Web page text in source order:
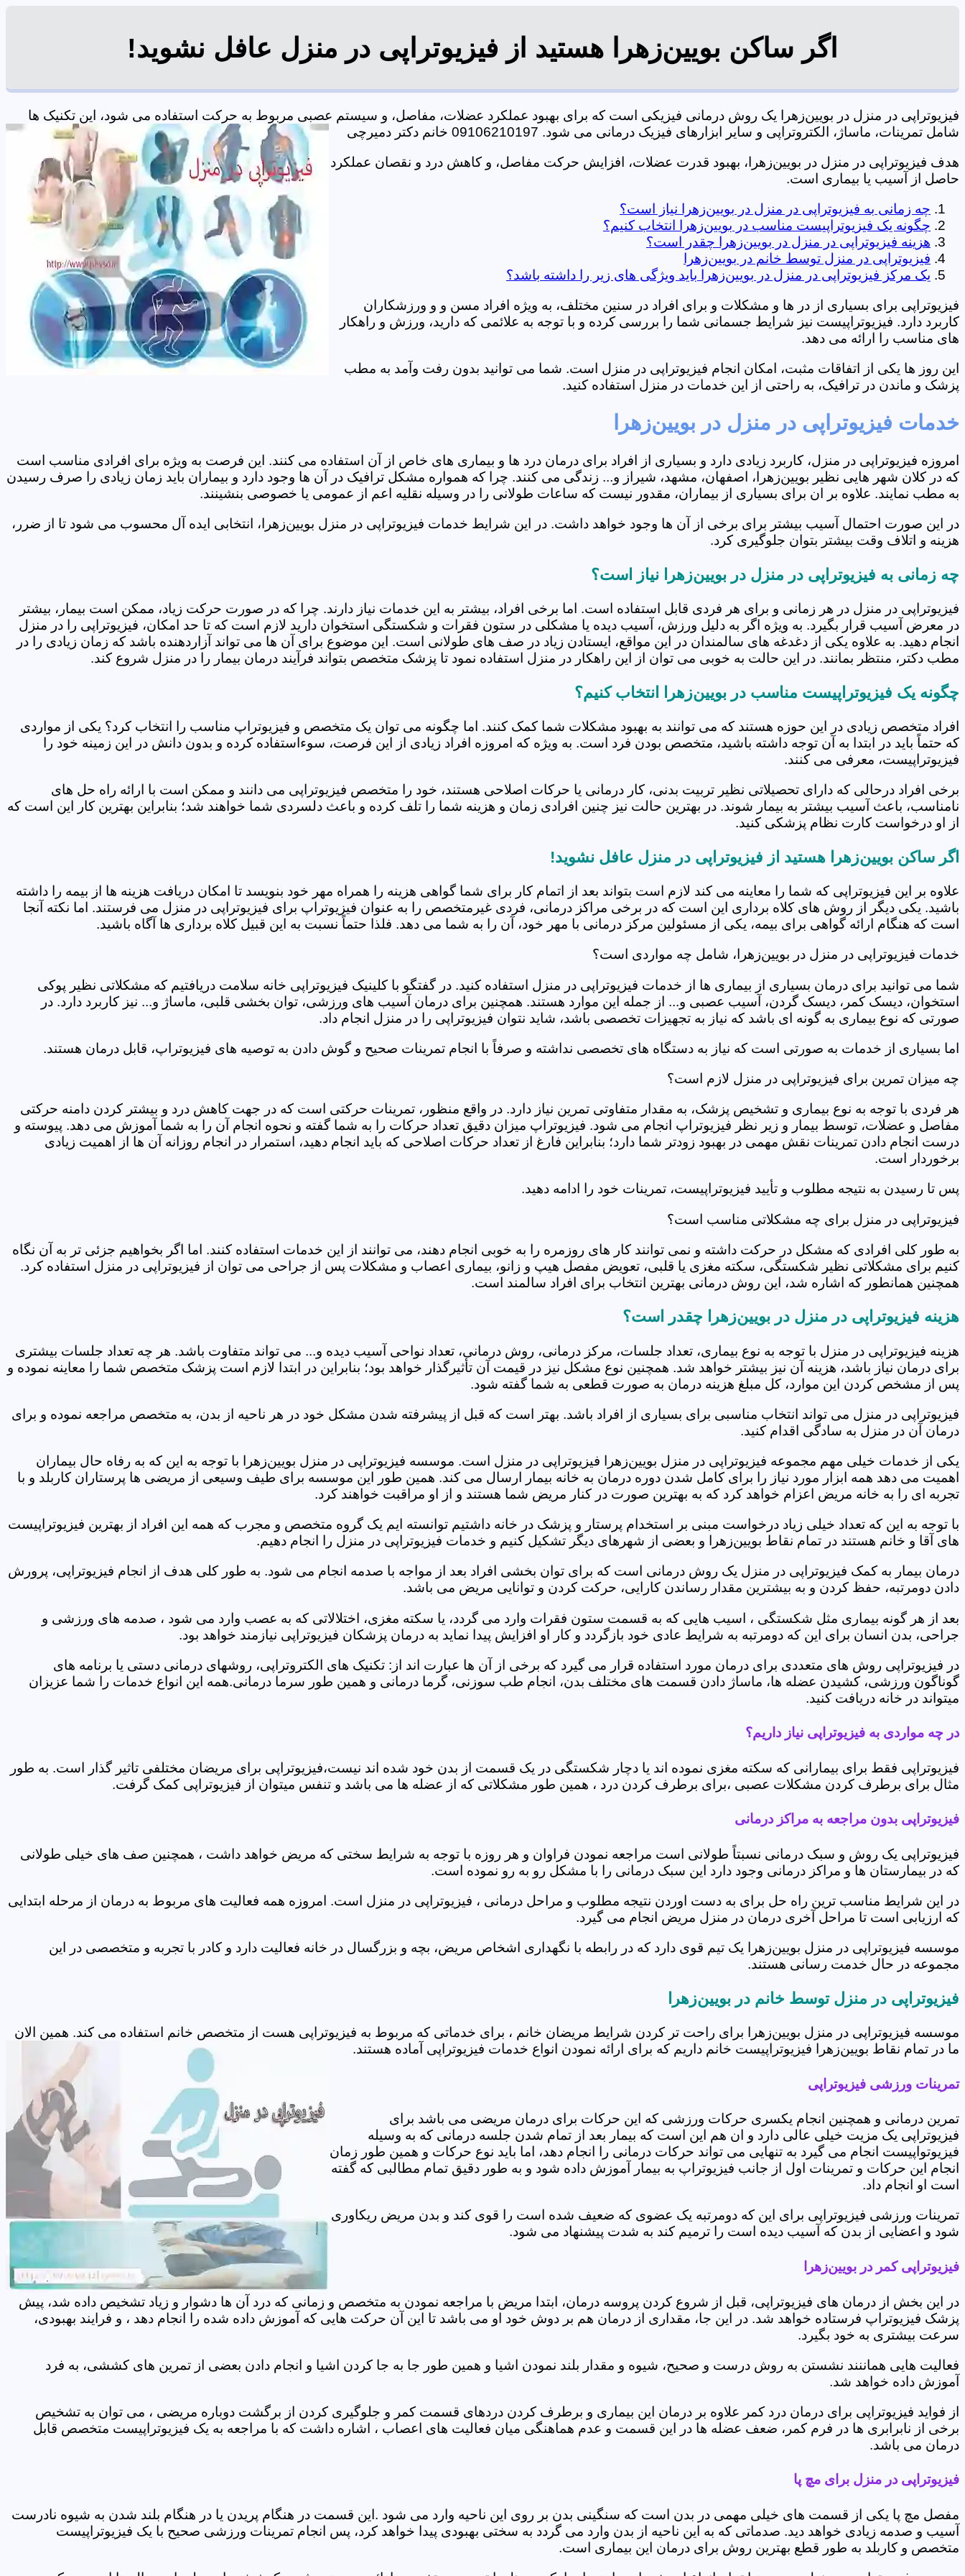
اگر ساکن بویین‌زهرا هستید از فیزیوتراپی در منزل عافل نشوید!
فیزیوتراپی در منزل در بویین‌زهرا یک روش درمانی فیزیکی است که برای بهبود عملکرد عضلات، مفاصل، و سیستم عصبی مربوط به حرکت استفاده می شود، این تکنیک ها
شامل تمرینات، ماساژ، الکتروتراپی و سایر ابزارهای فیزیک درمانی می شود. 09106210197 خانم دکتر دمیرچی
هدف فیزیوتراپی در منزل در بویین‌زهرا، بهبود قدرت عضلات، افزایش حرکت مفاصل، و کاهش درد و نقصان عملکرد
حاصل از آسیب یا بیماری است.
چه زمانی به فیزیوتراپی در منزل در بویین‌زهرا نیاز است؟
چگونه یک فیزیوتراپیست مناسب در بویین‌زهرا انتخاب کنیم؟
هزینه فیزیوتراپی در منزل در بویین‌زهرا چقدر است؟
فیزیوتراپی در منزل توسط خانم در بویین‌زهرا
یک مرکز فیزیوتراپی در منزل در بویین‌زهرا باید ویژگی های زیر را داشته باشد؟
فیزیوتراپی برای بسیاری از در ها و مشکلات و برای افراد در سنین مختلف، به ویژه افراد مسن و و ورزشکاران
کاربرد دارد. فیزیوتراپیست نیز شرایط جسمانی شما را بررسی کرده و با توجه به علائمی که دارید، ورزش و راهکار
های مناسب را ارائه می دهد.
این روز ها یکی از اتفاقات مثبت، امکان انجام فیزیوتراپی در منزل است. شما می توانید بدون رفت وآمد به مطب
پزشک و ماندن در ترافیک، به راحتی از این خدمات در منزل استفاده کنید.
خدمات فیزیوتراپی در منزل در بویین‌زهرا
امروزه فیزیوتراپی در منزل، کاربرد زیادی دارد و بسیاری از افراد برای درمان درد ها و بیماری های خاص از آن استفاده می کنند. این فرصت به ویژه برای افرادی مناسب است
که در کلان شهر هایی نظیر بویین‌زهرا، اصفهان، مشهد، شیراز و... زندگی می کنند. چرا که همواره مشکل ترافیک در آن ها وجود دارد و بیماران باید زمان زیادی را صرف رسیدن
به مطب نمایند. علاوه بر ان برای بسیاری از بیماران، مقدور نیست که ساعات طولانی را در وسیله نقلیه اعم از عمومی یا خصوصی بنشینند.
در این صورت احتمال آسیب بیشتر برای برخی از آن ها وجود خواهد داشت. در این شرایط خدمات فیزیوتراپی در منزل بویین‌زهرا، انتخابی ایده آل محسوب می شود تا از ضرر،
هزینه و اتلاف وقت بیشتر بتوان جلوگیری کرد.
چه زمانی به فیزیوتراپی در منزل در بویین‌زهرا نیاز است؟
فیزیوتراپی در منزل در هر زمانی و برای هر فردی قابل استفاده است. اما برخی افراد، بیشتر به این خدمات نیاز دارند. چرا که در صورت حرکت زیاد، ممکن است بیمار، بیشتر
در معرض آسیب قرار بگیرد. به ویژه اگر به دلیل ورزش، آسیب دیده یا مشکلی در ستون فقرات و شکستگی استخوان دارید لازم است که تا حد امکان، فیزیوتراپی را در منزل
انجام دهید. به علاوه یکی از دغدغه های سالمندان در این مواقع، ایستادن زیاد در صف های طولانی است. این موضوع برای آن ها می تواند آزاردهنده باشد که زمان زیادی را در
مطب دکتر، منتظر بمانند. در این حالت به خوبی می توان از این راهکار در منزل استفاده نمود تا پزشک متخصص بتواند فرآیند درمان بیمار را در منزل شروع کند.
چگونه یک فیزیوتراپیست مناسب در بویین‌زهرا انتخاب کنیم؟
افراد متخصص زیادی در این حوزه هستند که می توانند به بهبود مشکلات شما کمک کنند. اما چگونه می توان یک متخصص و فیزیوتراپ مناسب را انتخاب کرد؟ یکی از مواردی
که حتماً باید در ابتدا به آن توجه داشته باشید، متخصص بودن فرد است. به ویژه که امروزه افراد زیادی از این فرصت، سوءاستفاده کرده و بدون دانش در این زمینه خود را
فیزیوتراپیست، معرفی می کنند.
برخی افراد درحالی که دارای تحصیلاتی نظیر تربیت بدنی، کار درمانی یا حرکات اصلاحی هستند، خود را متخصص فیزیوتراپی می دانند و ممکن است با ارائه راه حل های
نامناسب، باعث آسیب بیشتر به بیمار شوند. در بهترین حالت نیز چنین افرادی زمان و هزینه شما را تلف کرده و باعث دلسردی شما خواهند شد؛ بنابراین بهترین کار این است که
از او درخواست کارت نظام پزشکی کنید.
اگر ساکن بویین‌زهرا هستید از فیزیوتراپی در منزل عافل نشوید!
علاوه بر این فیزیوتراپی که شما را معاینه می کند لازم است بتواند بعد از اتمام کار برای شما گواهی هزینه را همراه مهر خود بنویسد تا امکان دریافت هزینه ها از بیمه را داشته
باشید. یکی دیگر از روش های کلاه برداری این است که در برخی مراکز درمانی، فردی غیرمتخصص را به عنوان فیزیوتراپ برای فیزیوتراپی در منزل می فرستند. اما نکته آنجا
است که هنگام ارائه گواهی برای بیمه، یکی از مسئولین مرکز درمانی با مهر خود، آن را به شما می دهد. فلذا حتماً نسبت به این قبیل کلاه برداری ها آگاه باشید.
خدمات فیزیوتراپی در منزل در بویین‌زهرا، شامل چه مواردی است؟
شما می توانید برای درمان بسیاری از بیماری ها از خدمات فیزیوتراپی در منزل استفاده کنید. در گفتگو با کلینیک فیزیوتراپی خانه سلامت دریافتیم که مشکلاتی نظیر پوکی
استخوان، دیسک کمر، دیسک گردن، آسیب عصبی و... از جمله این موارد هستند. همچنین برای درمان آسیب های ورزشی، توان بخشی قلبی، ماساژ و... نیز کاربرد دارد. در
صورتی که نوع بیماری به گونه ای باشد که نیاز به تجهیزات تخصصی باشد، شاید نتوان فیزیوتراپی را در منزل انجام داد.
اما بسیاری از خدمات به صورتی است که نیاز به دستگاه های تخصصی نداشته و صرفاً با انجام تمرینات صحیح و گوش دادن به توصیه های فیزیوتراپ، قابل درمان هستند.
چه میزان تمرین برای فیزیوتراپی در منزل لازم است؟
هر فردی با توجه به نوع بیماری و تشخیص پزشک، به مقدار متفاوتی تمرین نیاز دارد. در واقع منظور، تمرینات حرکتی است که در جهت کاهش درد و بیشتر کردن دامنه حرکتی
مفاصل و عضلات، توسط بیمار و زیر نظر فیزیوتراپ انجام می شود. فیزیوتراپ میزان دقیق تعداد حرکات را به شما گفته و نحوه انجام آن را به شما آموزش می دهد. پیوسته و
درست انجام دادن تمرینات نقش مهمی در بهبود زودتر شما دارد؛ بنابراین فارغ از تعداد حرکات اصلاحی که باید انجام دهید، استمرار در انجام روزانه آن ها از اهمیت زیادی
برخوردار است.
پس تا رسیدن به نتیجه مطلوب و تأیید فیزیوتراپیست، تمرینات خود را ادامه دهید.
فیزیوتراپی در منزل برای چه مشکلاتی مناسب است؟
به طور کلی افرادی که مشکل در حرکت داشته و نمی توانند کار های روزمره را به خوبی انجام دهند، می توانند از این خدمات استفاده کنند. اما اگر بخواهیم جزئی تر به آن نگاه
کنیم برای مشکلاتی نظیر شکستگی، سکته مغزی یا قلبی، تعویض مفصل هیپ و زانو، بیماری اعصاب و مشکلات پس از جراحی می توان از فیزیوتراپی در منزل استفاده کرد.
همچنین همانطور که اشاره شد، این روش درمانی بهترین انتخاب برای افراد سالمند است.
هزینه فیزیوتراپی در منزل در بویین‌زهرا چقدر است؟
هزینه فیزیوتراپی در منزل با توجه به نوع بیماری، تعداد جلسات، مرکز درمانی، روش درمانی، تعداد نواحی آسیب دیده و... می تواند متفاوت باشد. هر چه تعداد جلسات بیشتری
برای درمان نیاز باشد، هزینه آن نیز بیشتر خواهد شد. همچنین نوع مشکل نیز در قیمت آن تأثیرگذار خواهد بود؛ بنابراین در ابتدا لازم است پزشک متخصص شما را معاینه نموده و
پس از مشخص کردن این موارد، کل مبلغ هزینه درمان به صورت قطعی به شما گفته شود.
فیزیوتراپی در منزل می تواند انتخاب مناسبی برای بسیاری از افراد باشد. بهتر است که قبل از پیشرفته شدن مشکل خود در هر ناحیه از بدن، به متخصص مراجعه نموده و برای
درمان آن در منزل به سادگی اقدام کنید.
یکی از خدمات خیلی مهم مجموعه فیزیوتراپی در منزل بویین‌زهرا فیزیوتراپی در منزل است. موسسه فیزیوتراپی در منزل بویین‌زهرا با توجه به این که به رفاه حال بیماران
اهمیت می دهد همه ابزار مورد نیاز را برای کامل شدن دوره درمان به خانه بیمار ارسال می کند. همین طور این موسسه برای طیف وسیعی از مریضی ها پرستاران کاربلد و با
تجربه ای را به خانه مریض اعزام خواهد کرد که به بهترین صورت در کنار مریض شما هستند و از او مراقبت خواهند کرد.
با توجه به این که تعداد خیلی زیاد درخواست مبنی بر استخدام پرستار و پزشک در خانه داشتیم توانسته ایم یک گروه متخصص و مجرب که همه این افراد از بهترین فیزیوتراپیست
های آقا و خانم هستند در تمام نقاط بویین‌زهرا و بعضی از شهرهای دیگر تشکیل کنیم و خدمات فیزیوتراپی در منزل را انجام دهیم.
درمان بیمار به کمک فیزیوتراپی در منزل یک روش درمانی است که برای توان بخشی افراد بعد از مواجه با صدمه انجام می شود. به طور کلی هدف از انجام فیزیوتراپی، پرورش
دادن دومرتبه، حفظ کردن و به بیشترین مقدار رساندن کارایی، حرکت کردن و توانایی مریض می باشد.
بعد از هر گونه بیماری مثل شکستگی ، اسیب هایی که به قسمت ستون فقرات وارد می گردد، یا سکته مغزی، اختلالاتی که به عصب وارد می شود ، صدمه های ورزشی و
جراحی، بدن انسان برای این که دومرتبه به شرایط عادی خود بازگردد و کار او افزایش پیدا نماید به درمان پزشکان فیزیوتراپی نیازمند خواهد بود.
در فیزیوتراپی روش های متعددی برای درمان مورد استفاده قرار می گیرد که برخی از آن ها عبارت اند از: تکنیک های الکتروتراپی، روشهای درمانی دستی یا برنامه های
گوناگون ورزشی، کشیدن عضله ها، ماساژ دادن قسمت های مختلف بدن، انجام طب سوزنی، گرما درمانی و همین طور سرما درمانی.همه این انواع خدمات را شما عزیزان
میتواند در خانه دریافت کنید.
در چه مواردی به فیزیوتراپی نیاز داریم؟
فیزیوتراپی فقط برای بیمارانی که سکته مغزی نموده اند یا دچار شکستگی در یک قسمت از بدن خود شده اند نیست،فیزیوتراپی برای مریضان مختلفی تاثیر گذار است. به طور
مثال برای برطرف کردن مشکلات عصبی ،برای برطرف کردن درد ، همین طور مشکلاتی که از عضله ها می باشد و تنفس میتوان از فیزیوتراپی کمک گرفت.
فیزیوتراپی بدون مراجعه به مراکز درمانی
فیزیوتراپی یک روش و سبک درمانی نسبتاً طولانی است مراجعه نمودن فراوان و هر روزه با توجه به شرایط سختی که مریض خواهد داشت ، همچنین صف های خیلی طولانی
که در بیمارستان ها و مراکز درمانی وجود دارد این سبک درمانی را با مشکل رو به رو نموده است.
در این شرایط مناسب ترین راه حل برای به دست اوردن نتیجه مطلوب و مراحل درمانی ، فیزیوتراپی در منزل است. امروزه همه فعالیت های مربوط به درمان از مرحله ابتدایی
که ارزیابی است تا مراحل آخری درمان در منزل مریض انجام می گیرد.
موسسه فیزیوتراپی در منزل بویین‌زهرا یک تیم قوی دارد که در رابطه با نگهداری اشخاص مریض، بچه و بزرگسال در خانه فعالیت دارد و کادر با تجربه و متخصصی در این
مجموعه در حال خدمت رسانی هستند.
فیزیوتراپی در منزل توسط خانم در بویین‌زهرا
موسسه فیزیوتراپی در منزل بویین‌زهرا برای راحت تر کردن شرایط مریضان خانم ، برای خدماتی که مربوط به فیزیوتراپی هست از متخصص خانم استفاده می کند. همین الان
ما در تمام نقاط بویین‌زهرا فیزیوتراپیست خانم داریم که برای ارائه نمودن انواع خدمات فیزیوتراپی آماده هستند.
تمرینات ورزشی فیزیوتراپی
تمرین درمانی و همچنین انجام یکسری حرکات ورزشی که این حرکات برای درمان مریضی می باشد برای
فیزیوتراپی یک مزیت خیلی عالی دارد و ان هم این است که بیمار بعد از تمام شدن جلسه درمانی که به وسیله
فیزیوتواپیست انجام می گیرد به تنهایی می تواند حرکات درمانی را انجام دهد، اما باید نوع حرکات و همین طور زمان
انجام این حرکات و تمرینات اول از جانب فیزیوتراپ به بیمار آموزش داده شود و به طور دقیق تمام مطالبی که گفته
است او انجام داد.
تمرینات ورزشی فیزیوتراپی برای این که دومرتبه یک عضوی که ضعیف شده است را قوی کند و بدن مریض ریکاوری
شود و اعضایی از بدن که آسیب دیده است را ترمیم کند به شدت پیشنهاد می شود.
فیزیوتراپی کمر در بویین‌زهرا
در این بخش از درمان های فیزیوتراپی، قبل از شروع کردن پروسه درمان، ابتدا مریض با مراجعه نمودن به متخصص و زمانی که درد آن ها دشوار و زیاد تشخیص داده شد، پیش
پزشک فیزیوتراپ فرستاده خواهد شد. در این جا، مقداری از درمان هم بر دوش خود او می باشد تا این آن حرکت هایی که آموزش داده شده را انجام دهد ، و فرایند بهبودی،
سرعت بیشتری به خود بگیرد.
فعالیت هایی هماننند نشستن به روش درست و صحیح، شیوه و مقدار بلند نمودن اشیا و همین طور جا به جا کردن اشیا و انجام دادن بعضی از تمرین های کششی، به فرد
آموزش داده خواهد شد.
از فواید فیزیوتراپی برای درمان درد کمر علاوه بر درمان این بیماری و برطرف کردن دردهای قسمت کمر و جلوگیری کردن از برگشت دوباره مریضی ، می توان به تشخیص
برخی از نابرابری ها در فرم کمر، ضعف عضله ها در این قسمت و عدم هماهنگی میان فعالیت های اعصاب ، اشاره داشت که با مراجعه به یک فیزیوتراپیست متخصص قابل
درمان می باشد.
فیزیوتراپی در منزل برای مچ پا
مفصل مچ پا یکی از قسمت های خیلی مهمی در بدن است که سنگینی بدن بر روی این ناحیه وارد می شود .این قسمت در هنگام پریدن یا در هنگام بلند شدن به شیوه نادرست
آسیب و صدمه زیادی خواهد دید. صدماتی که به این ناحیه از بدن وارد می گردد به سختی بهبودی پیدا خواهد کرد، پس انجام تمرینات ورزشی صحیح با یک فیزیوتراپیست
متخصص و کاربلد به طور قطع بهترین روش برای درمان این بیماری است.